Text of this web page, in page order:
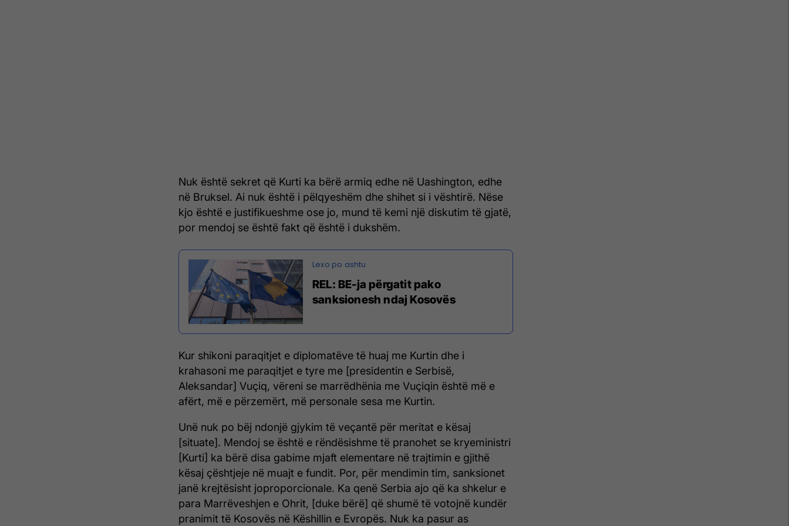
Nuk është sekret që Kurti ka bërë armiq edhe në Uashington, edhe
në Bruksel. Ai nuk është i pëlqyeshëm dhe shihet si i vështirë. Nëse
kjo është e justifikueshme ose jo, mund të kemi një diskutim të gjatë,
por mendoj se është fakt që është i dukshëm.
REL: BE-ja përgatit pako
sanksionesh ndaj Kosovës
Kur shikoni paraqitjet e diplomatëve të huaj me Kurtin dhe i
krahasoni me paraqitjet e tyre me [presidentin e Serbisë,
Aleksandar] Vuçiq, vëreni se marrëdhënia me Vuçiqin është më e
afërt, më e përzemërt, më personale sesa me Kurtin.
Unë nuk po bëj ndonjë gjykim të veçantë për meritat e kësaj
[situate]. Mendoj se është e rëndësishme të pranohet se kryeministri
[Kurti] ka bërë disa gabime mjaft elementare në trajtimin e gjithë
kësaj çështjeje në muajt e fundit. Por, për mendimin tim, sanksionet
janë krejtësisht joproporcionale. Ka qenë Serbia ajo që ka shkelur e
para Marrëveshjen e Ohrit, [duke bërë] që shumë të votojnë kundër
pranimit të Kosovës në Këshillin e Evropës. Nuk ka pasur as